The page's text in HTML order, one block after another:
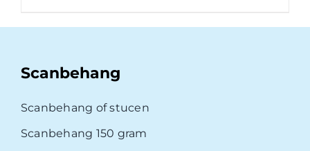
Scanbehang
Scanbehang of stucen
Scanbehang 150 gram